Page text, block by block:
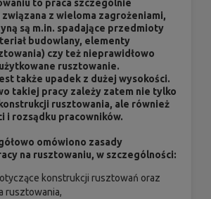
to praca szczególnie
z wieloma zagrożeniami,
są m.in. spadające przedmioty
budowlany, elementy
czy też nieprawidłowo
rusztowanie.
także upadek z dużej wysokości.
takiej pracy zależy zatem nie tylko
rusztowania, ale również
i rozsądku pracowników.
omówiono zasady
na rusztowaniu, w szczególności:
konstrukcji rusztowań oraz
rusztowania,